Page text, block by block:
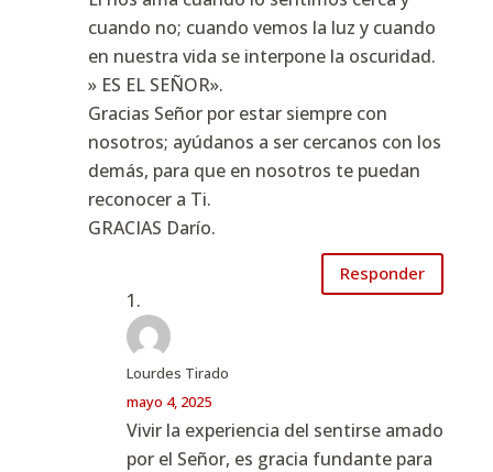
cuando no; cuando vemos la luz y cuando
en nuestra vida se interpone la oscuridad.
» ES EL SEÑOR».
Gracias Señor por estar siempre con
nosotros; ayúdanos a ser cercanos con los
demás, para que en nosotros te puedan
reconocer a Ti.
GRACIAS Darío.
Responder
Lourdes Tirado
mayo 4, 2025
Vivir la experiencia del sentirse amado
por el Señor, es gracia fundante para